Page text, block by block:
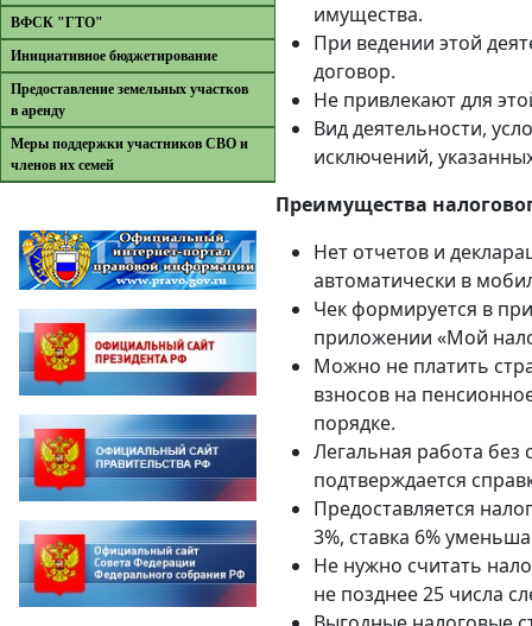
ВФСК "ГТО"
Инициативное бюджетирование
Предоставление земельных участков
в аренду
Меры поддержки участников СВО и
членов их семей
имущества.
При ведении этой
договор.
Не привлекают для
Вид деятельности,
исключений,
Преимущества
Нет отчетов и
автоматически в
Чек формируется в
приложении «Мой
Можно не платить
взносов на
порядке.
Легальная работа без
подтверждается
Предоставляется
3%, ставка 6%
Не нужно считать
не позднее 25 числа